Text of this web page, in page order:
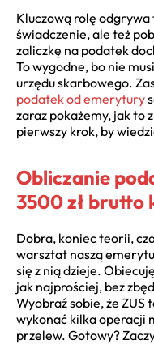
Kluczową rolę odgrywa
świadczenie, ale też
zaliczkę na podatek
To wygodne, bo nie
urzędu skarbowego.
podatek od emerytury
zaraz pokażemy, jak to
pierwszy krok, by
Obliczanie
3500 zł brutto
Dobra, koniec teorii,
warsztat naszą
się z nią dzieje.
jak najprościej, bez
Wyobraź sobie, że ZUS
wykonać kilka operacji
przelew. Gotowy?